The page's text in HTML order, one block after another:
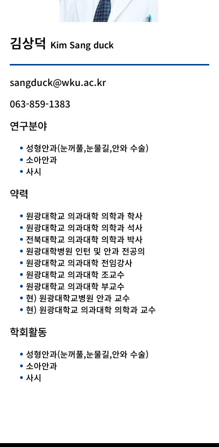
김상덕 Kim Sang duck
sangduck@wku.ac.kr
063-859-1383
연구분야
성형안과(눈꺼풀,눈물길,안와 수술)
소아안과
사시
약력
원광대학교 의과대학 의학과 학사
원광대학교 의과대학 의학과 석사
전북대학교 의과대학 의학과 박사
원광대학병원 인턴 및 안과 전공의
원광대학교 의과대학 전임강사
원광대학교 의과대학 조교수
원광대학교 의과대학 부교수
현) 원광대학교병원 안과 교수
현) 원광대학교 의과대학 의학과 교수
학회활동
성형안과(눈꺼풀,눈물길,안와 수술)
소아안과
사시